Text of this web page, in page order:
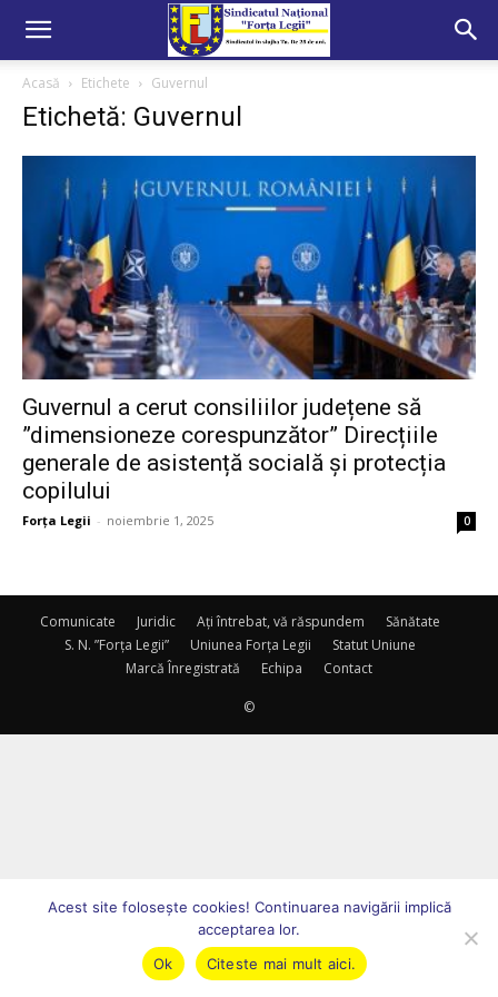
Acasă Etichete Guvernul
Etichetă: Guvernul
Guvernul a cerut consiliilor județene să
”dimensioneze corespunzător” Direcțiile
generale de asistență socială și protecția
copilului
Forța Legii - noiembrie 1, 2025 0
Comunicate Juridic Ați întrebat, vă răspundem
Sănătate
S. N. ”Forța Legii”
Uniunea Forța Legii
Statut Uniune
Marcă Înregistrată
Echipa Contact
©
Acest site foloseşte cookies! Continuarea navigării implică
acceptarea lor.
Ok
Citeste mai mult aici.